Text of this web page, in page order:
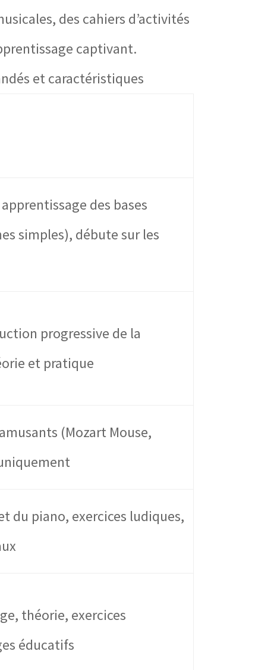
des cahiers d’activités
captivant.
et caractéristiques
des bases
simples), débute sur les
progressive de la
et pratique
(Mozart Mouse,
du piano, exercices ludiques,
théorie, exercices
éducatifs